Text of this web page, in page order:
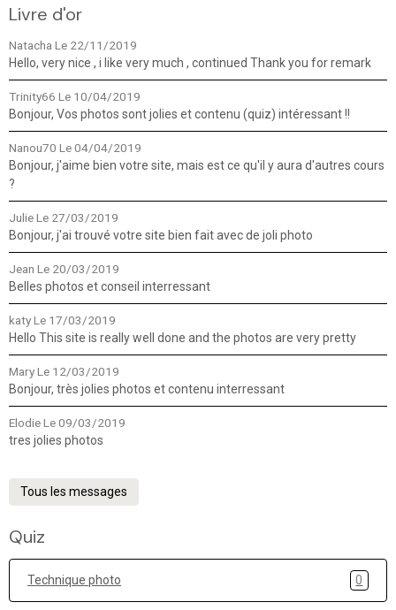
Livre d'or
Natacha Le 22/11/2019
Hello, very nice , i like very much , continued Thank you for remark
Trinity66 Le 10/04/2019
Bonjour, Vos photos sont jolies et contenu (quiz) intéressant !!
Nanou70 Le 04/04/2019
Bonjour, j'aime bien votre site, mais est ce qu'il y aura d'autres cours
?
JulieLe 27/03/2019
Bonjour, j'ai trouvé votre site bien fait avec de joli photo
Jean Le 20/03/2019
Belles photos et conseil interressant
katyLe 17/03/2019
Hello This site is really well done and the photos are very pretty
MaryLe 12/03/2019
Bonjour, très jolies photos et contenu interressant
ElodieLe 09/03/2019
tres jolies photos
Tous les messages
Quiz
Technique photo 0